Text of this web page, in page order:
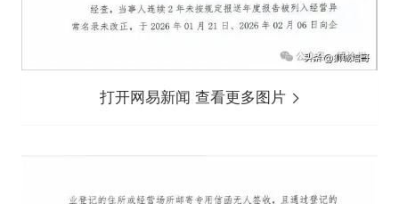
打开网易新闻 查看更多图片